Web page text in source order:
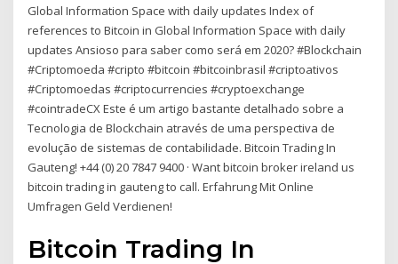
Global Information Space with daily updates Index of
references to Bitcoin in Global Information Space with daily
updates Ansioso para saber como será em 2020? #Blockchain
#Criptomoeda #cripto #bitcoin #bitcoinbrasil #criptoativos
#Criptomoedas #criptocurrencies #cryptoexchange
#cointradeCX Este é um artigo bastante detalhado sobre a
Tecnologia de Blockchain através de uma perspectiva de
evolução de sistemas de contabilidade. Bitcoin Trading In
Gauteng! +44 (0) 20 7847 9400 · Want bitcoin broker ireland us
bitcoin trading in gauteng to call. Erfahrung Mit Online
Umfragen Geld Verdienen!
Bitcoin Trading In